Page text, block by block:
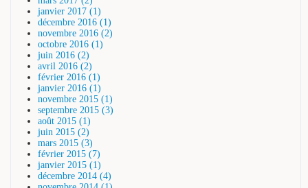
janvier 2017 (1)
décembre 2016 (1)
novembre 2016 (2)
octobre 2016 (1)
juin 2016 (2)
avril 2016 (2)
février 2016 (1)
janvier 2016 (1)
novembre 2015 (1)
septembre 2015 (3)
août 2015 (1)
juin 2015 (2)
mars 2015 (3)
février 2015 (7)
janvier 2015 (1)
décembre 2014 (4)